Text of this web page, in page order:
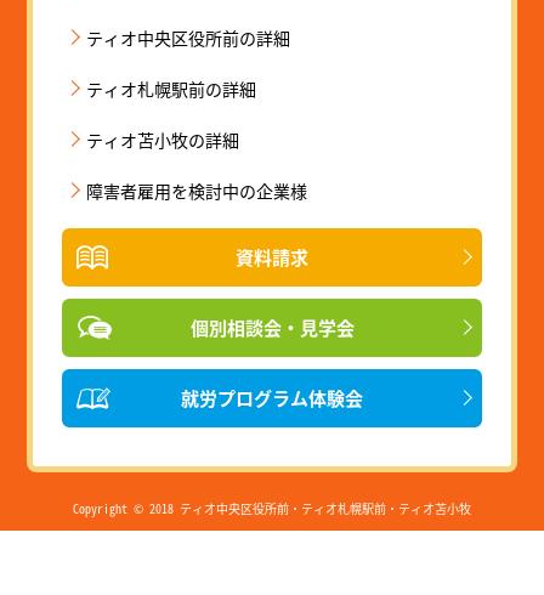
ティオ中央区役所前の詳細
ティオ札幌駅前の詳細
ティオ苫小牧の詳細
障害者雇用を検討中の企業様
資料請求
個別相談会・見学会
就労プログラム体験会
Copyright © 2018 ティオ中央区役所前・ティオ札幌駅前・ティオ苫小牧